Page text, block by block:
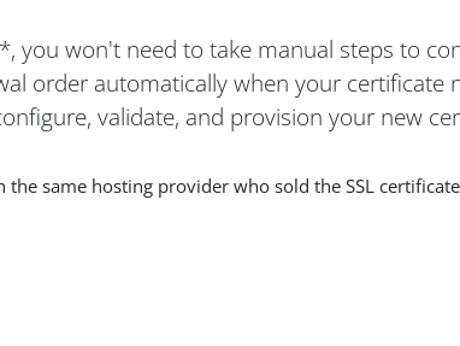
you won't need to take manual steps to
order automatically when your certificate
validate, and provision your new
same hosting provider who sold the SSL